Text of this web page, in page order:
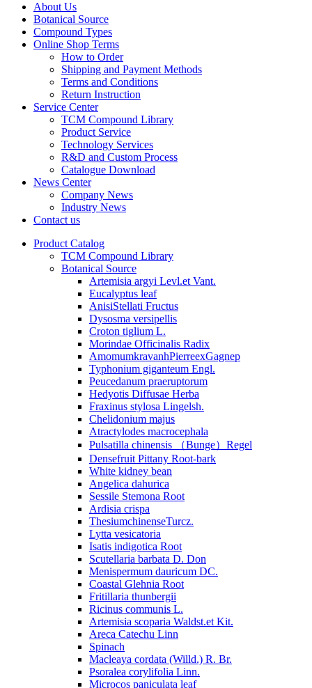
About Us
Botanical Source
Compound Types
Online Shop Terms
How to Order
Shipping and Payment Methods
Terms and Conditions
Return Instruction
Service Center
TCM Compound Library
Product Service
Technology Services
R&D and Custom Process
Catalogue Download
News Center
Company News
Industry News
Contact us
Product Catalog
TCM Compound Library
Botanical Source
Artemisia argyi Levl.et Vant.
Eucalyptus leaf
AnisiStellati Fructus
Dysosma versipellis
Croton tiglium L.
Morindae Officinalis Radix
AmomumkravanhPierreexGagnep
Typhonium giganteum Engl.
Peucedanum praeruptorum
Hedyotis Diffusae Herba
Fraxinus stylosa Lingelsh.
Chelidonium majus
Atractylodes macrocephala
Pulsatilla chinensis （Bunge）Regel
Densefruit Pittany Root-bark
White kidney bean
Angelica dahurica
Sessile Stemona Root
Ardisia crispa
ThesiumchinenseTurcz.
Lytta vesicatoria
Isatis indigotica Root
Scutellaria barbata D. Don
Menispermum dauricum DC.
Coastal Glehnia Root
Fritillaria thunbergii
Ricinus communis L.
Artemisia scoparia Waldst.et Kit.
Areca Catechu Linn
Spinach
Macleaya cordata (Willd.) R. Br.
Psoralea corylifolia Linn.
Microcos paniculata leaf